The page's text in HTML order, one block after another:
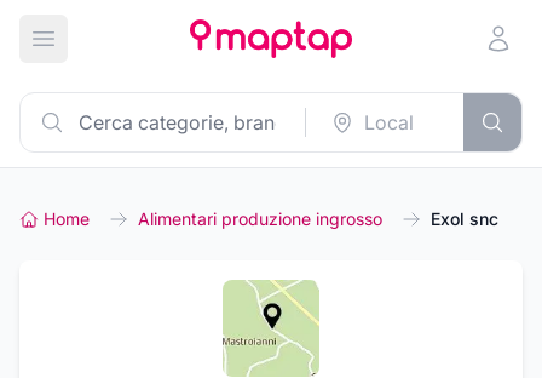
Apri menu principale
Home Alimentari produzione ingrosso Exol snc